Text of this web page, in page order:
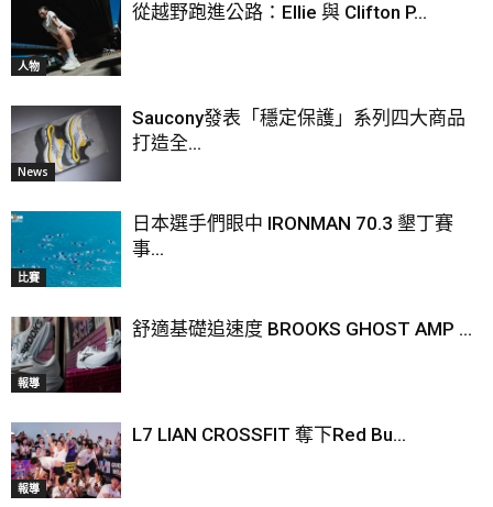
人物
從越野跑進公路：Ellie 與 Clifton P...
News
Saucony發表「穩定保護」系列四大商品
打造全...
比賽
日本選手們眼中 IRONMAN 70.3 墾丁賽
事...
報導
舒適基礎追速度 BROOKS GHOST AMP ...
報導
L7 LIAN CROSSFIT 奪下Red Bu...